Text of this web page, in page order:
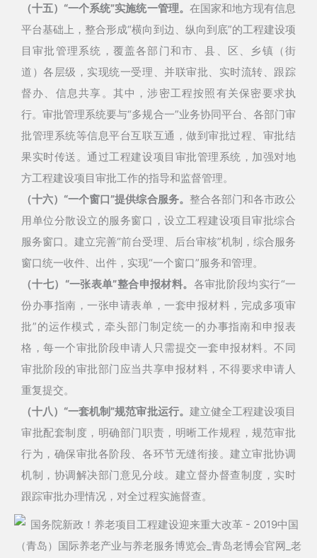
（十五）“一个系统”实施统一管理。 在国家和地方现有信息
平台基础上，整合形成“横向到边、纵向到底”的工程建设项
目审批管理系统，覆盖各部门和市、县、区、乡镇（街
道）各层级，实现统一受理、并联审批、实时流转、跟踪
督办、信息共享。其中，涉密工程按照有关保密要求执
行。审批管理系统要与“多规合一”业务协同平台、各部门审
批管理系统等信息平台互联互通，做到审批过程、审批结
果实时传送。通过工程建设项目审批管理系统，加强对地
方工程建设项目审批工作的指导和监督管理。
（十六）“一个窗口”提供综合服务。 整合各部门和各市政公
用单位分散设立的服务窗口，设立工程建设项目审批综合
服务窗口。建立完善“前台受理、后台审核”机制，综合服务
窗口统一收件、出件，实现“一个窗口”服务和管理。
（十七）“一张表单”整合申报材料。 各审批阶段均实行“一
份办事指南，一张申请表单，一套申报材料，完成多项审
批”的运作模式，牵头部门制定统一的办事指南和申报表
格，每一个审批阶段申请人只需提交一套申报材料。不同
审批阶段的审批部门应当共享申报材料，不得要求申请人
重复提交。
（十八）“一套机制”规范审批运行。 建立健全工程建设项目
审批配套制度，明确部门职责，明晰工作规程，规范审批
行为，确保审批各阶段、各环节无缝衔接。建立审批协调
机制，协调解决部门意见分歧。建立督办督查制度，实时
跟踪审批办理情况，对全过程实施督查。